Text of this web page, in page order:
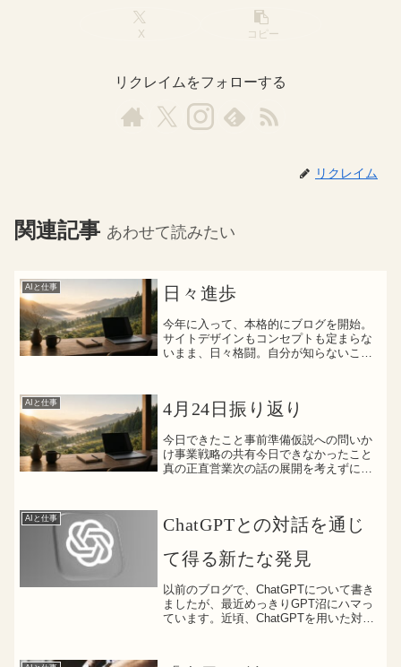
X コピー
リクレイムをフォローする
リクレイム
関連記事 あわせて読みたい
AIと仕事 日々進歩
今年に入って、本格的にブログを開始。
サイトデザインもコンセプトも定まらな
いまま、日々格闘。自分が知らないこと
書いていけたら、これ幸い...
AIと仕事 4月24日振り返り
今日できたこと事前準備仮説への問いか
け事業戦略の共有今日できなかったこと
真の正直営業次の話の展開を考えずに、
味でも、相手の話を聞き傾聴...
AIと仕事
ChatGPTとの対話を通じ
て得る新たな発見
以前のブログで、ChatGPTについて書き
ましたが、最近めっきりGPT沼にハマっ
ています。近頃、ChatGPTを用いた対